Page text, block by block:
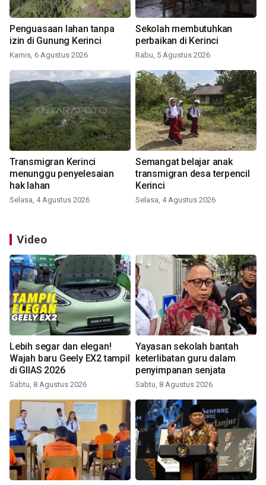
Penguasaan lahan tanpa
izin di Gunung Kerinci
Kamis, 6 Agustus 2026
Sekolah membutuhkan
perbaikan di Kerinci
Rabu, 5 Agustus 2026
Transmigran Kerinci
menunggu penyelesaian
hak lahan
Selasa, 4 Agustus 2026
Semangat belajar anak
transmigran desa terpencil
Kerinci
Selasa, 4 Agustus 2026
Video
Lebih segar dan elegan!
Wajah baru Geely EX2 tampil
di GIIAS 2026
Sabtu, 8 Agustus 2026
Yayasan sekolah bantah
keterlibatan guru dalam
penyimpanan senjata
Sabtu, 8 Agustus 2026